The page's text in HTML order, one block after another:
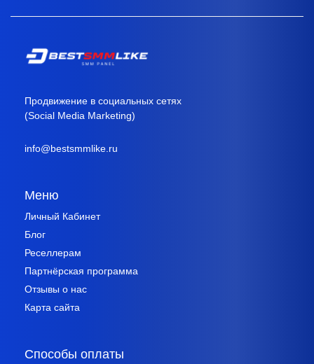
Продвижение в социальных сетях
(Social Media Marketing)
info@bestsmmlike.ru
Меню
Личный Кабинет
Блог
Реселлерам
Партнёрская программа
Отзывы о нас
Карта сайта
Способы оплаты